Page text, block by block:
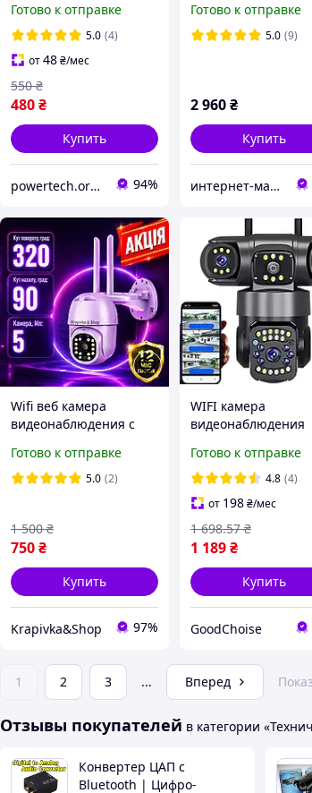
движения
беспроводная IP
камера для дома
Готово к отправке
5.0 (4)
от48₴/мес
480₴
550 ₴
Купить
powertech.org.ua 94%
WIFI IPC-GS7EP-
Готово к отправке
5.0 (9)
2 960₴
Купить
интернет-магазин "Техномаркет"
Wifi веб камера
видеонаблюдения с
(5Мп) Беспроводная
wifi камера
уличные
Готово к отправке
5.0 (2)
750₴
1 500 ₴
Купить
Krapivka&Shop 97%
WIFI камера
видеонаблюдения
AH-ZQ11, Черная /
Поворотная IP
Уличная камера
наблюдения
Готово к отправке
4.8 (4)
от 198₴/мес
1 189₴
1 698.57 ₴
Купить
GoodChoise
1 2 3 ... Вперед
Отзывы покупателей в категории
Конвертер ЦАП с
Bluetooth | Цифро-